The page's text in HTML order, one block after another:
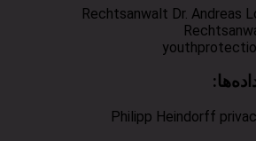
Rechtsanwalt Dr. Andreas
:
Philipp Heindorff